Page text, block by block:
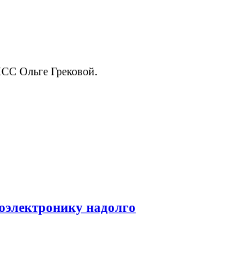
Ольге Грековой.
надолго